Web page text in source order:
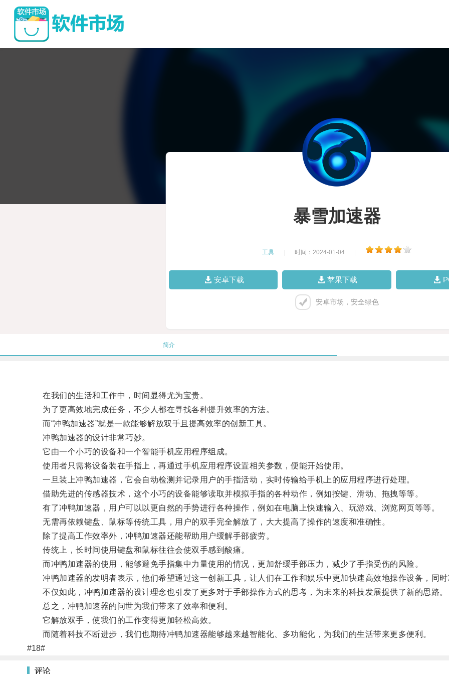
暴雪加速器
工具 时间：2024-01-04
安卓下载 苹果下载
安卓市场，安全绿色
简介
在我们的生活和工作中，时间显得尤为宝贵。
为了更高效地完成任务，不少人都在寻找各种提升效率的方法。
而“冲鸭加速器”就是一款能够解放双手且提高效率的创新工具。
冲鸭加速器的设计非常巧妙。
它由一个小巧的设备和一个智能手机应用程序组成。
使用者只需将设备装在手指上，再通过手机应用程序设置相关参数，便能开始使用。
一旦装上冲鸭加速器，它会自动检测并记录用户的手指活动，实时传输给手机上的应用程序进行处理。
借助先进的传感器技术，这个小巧的设备能够读取并模拟手指的各种动作，例如按键、滑动、拖拽等等。
有了冲鸭加速器，用户可以以更自然的手势进行各种操作，例如在电脑上快速输入、玩游戏、浏览网页等等。
无需再依赖键盘、鼠标等传统工具，用户的双手完全解放了，大大提高了操作的速度和准确性。
除了提高工作效率外，冲鸭加速器还能帮助用户缓解手部疲劳。
传统上，长时间使用键盘和鼠标往往会使双手感到酸痛。
而冲鸭加速器的使用，能够避免手指集中力量使用的情况，更加舒缓手部压力，减少了手指受伤的风险。
冲鸭加速器的发明者表示，他们希望通过这一创新工具，让人们在工作和娱乐中更加快速高效地操作设备，同时
不仅如此，冲鸭加速器的设计理念也引发了更多对于手部操作方式的思考，为未来的科技发展提供了新的思路。
总之，冲鸭加速器的问世为我们带来了效率和便利。
它解放双手，使我们的工作变得更加轻松高效。
而随着科技不断进步，我们也期待冲鸭加速器能够越来越智能化、多功能化，为我们的生活带来更多便利。
#18#
评论